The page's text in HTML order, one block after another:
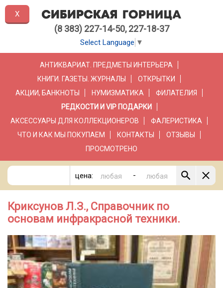
(8 383) 227-14-50, 227-18-37
Select Language ▼
АНТИКВАРИАТ. ПРЕДМЕТЫ ИНТЕРЬЕРА
КНИГИ. ГАЗЕТЫ. ЖУРНАЛЫ
ОТКРЫТКИ
АКЦИИ, БАНКНОТЫ
НУМИЗМАТИКА
ФИЛАТЕЛИЯ
РЕДКОСТИ И VIP ПОДАРКИ
АКСЕССУАРЫ ДЛЯ КОЛЛЕКЦИОНЕРОВ
ФАЛЕРИСТИКА
ЧТО И КАК МЫ ПОКУПАЕМ
КОНТАКТЫ
ОТЗЫВЫ
ПРОСМОТРЕНО
цена: -
Криксунов Л.З., Справочник по
основам инфракрасной техники.
X